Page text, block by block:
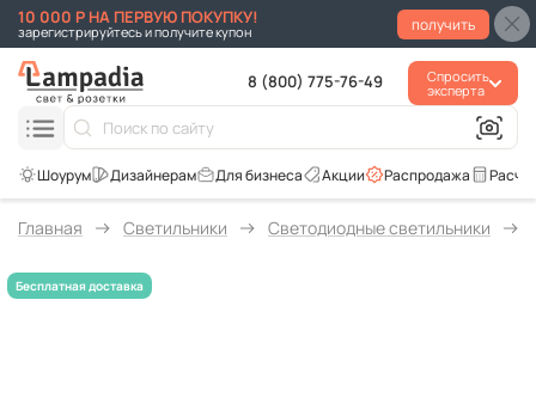
10 000 Р НА ПЕРВУЮ ПОКУПКУ!
зарегистрируйтесь и получите купон получить
8 (800) 775-76-49
Спросить
эксперта
Распродажа
Акции
Для бизнеса
Главная Светильники Светодиодные светильники